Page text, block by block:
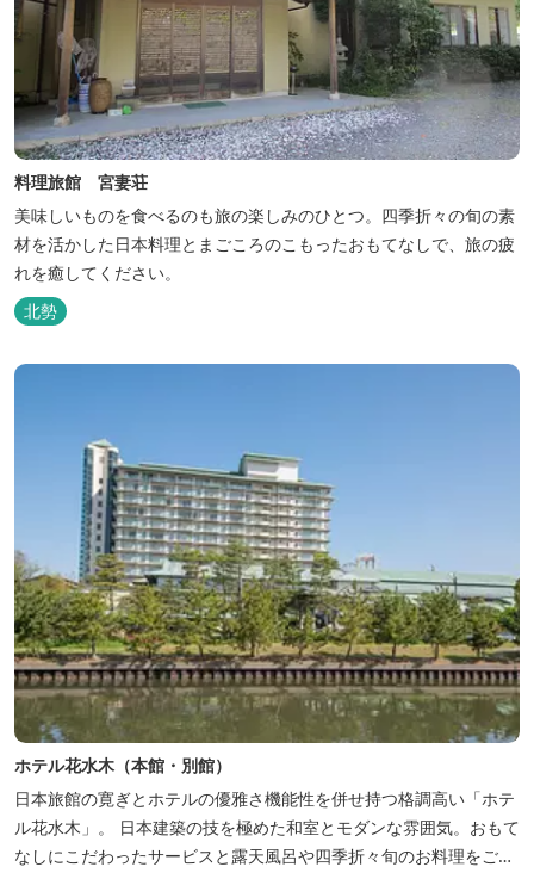
料理旅館 宮妻荘
美味しいものを食べるのも旅の楽しみのひとつ。四季折々の旬の素
材を活かした日本料理とまごころのこもったおもてなしで、旅の疲
れを癒してください。
北勢
ホテル花水木（本館・別館）
日本旅館の寛ぎとホテルの優雅さ機能性を併せ持つ格調高い「ホテ
ル花水木」。 日本建築の技を極めた和室とモダンな雰囲気。おもて
なしにこだわったサービスと露天風呂や四季折々旬のお料理をご満